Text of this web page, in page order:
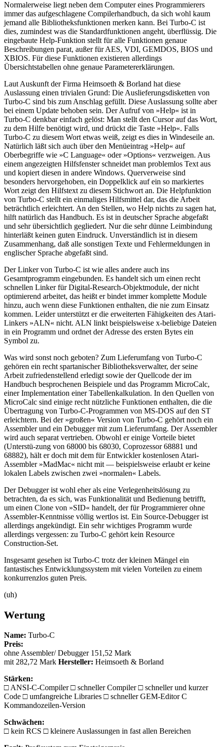
Normalerweise liegt neben dem Computer eines Programmierers
immer das aufgeschlagene Compilerhandbuch, da sich wohl kaum
jemand alle Bibliotheksfunktionen merken kann. Bei Turbo-C ist
dies, zumindest was die Standardfunktionen angeht, überflüssig. Die
eingebaute Help-Funktion stellt für alle Funktionen genaue
Beschreibungen parat, außer für AES, VDI, GEMDOS, BIOS und
XBIOS. Für diese Funktionen existieren allerdings
Übersichtstabellen ohne genaue Parametererklärungen.
Laut Auskunft der Firma Heimsoeth & Borland hat diese
Auslassung einen trivialen Grund: Die Auslieferungsdisketten von
Turbo-C sind bis zum Anschlag gefüllt. Diese Auslassung sollte aber
bei einem Update behoben sein. Der Aufruf von »Help« ist in
Turbo-C denkbar einfach gelöst: Man stellt den Cursor auf das Wort,
zu dem Hilfe benötigt wird, und drückt die Taste »Help«. Falls
Turbo-C zu diesem Wort etwas weiß, zeigt es dies in Windeseile an.
Natürlich läßt sich auch über den Menüeintrag »Help« auf
Oberbegriffe wie »C Language« oder »Options« verzweigen. Aus
einem angezeigten Hilfsfenster schneidet man problemlos Text aus
und kopiert diesen in andere Windows. Querverweise sind
besonders hervorgehoben, ein Doppelklick auf ein so markiertes
Wort zeigt den Hilfstext zu diesem Stichwort an. Die Helpfunktion
von Turbo-C stellt ein einmaliges Hilfsmittel dar, das die Arbeit
beträchtlich erleichtert. An den Stellen, wo Help nichts zu sagen hat,
hilft natürlich das Handbuch. Es ist in deutscher Sprache abgefaßt
und sehr übersichtlich gegliedert. Nur die sehr dünne Leimbindung
hinterläßt keinen guten Eindruck. Unverständlich ist in diesem
Zusammenhang, daß alle sonstigen Texte und Fehlermeldungen in
englischer Sprache abgefaßt sind.
Der Linker von Turbo-C ist wie alles andere auch ins
Gesamtprogramm eingebunden. Es handelt sich um einen recht
schnellen Linker für Digital-Research-Objektmodule, der nicht
optimierend arbeitet, das heißt er bindet immer komplette Module
hinzu, auch wenn diese Funktionen enthalten, die nie zum Einsatz
kommen. Leider unterstützt er die erweiterten Fähigkeiten des Atari-
Linkers »ALN« nicht. ALN linkt beispielsweise x-beliebige Dateien
in ein Programm und ordnet der Adresse des ersten Bytes ein
Symbol zu.
Was wird sonst noch geboten? Zum Lieferumfang von Turbo-C
gehören ein recht spartanischer Bibliotheksverwalter, der seine
Arbeit zufriedenstellend erledigt sowie der Quellcode der im
Handbuch besprochenen Beispiele und das Programm MicroCalc,
einer Implementation einer Tabellenkalkulation. In den Quellen von
MicroCalc sind einige recht nützliche Funktionen enthalten, die die
Übertragung von Turbo-C-Programmen von MS-DOS auf den ST
erleichtern. Bei der »großen« Version von Turbo-C gehört noch ein
Assembler und ein Debugger mit zum Lieferumfang. Der Assembler
wird auch separat vertrieben. Obwohl er einige Vorteile bietet
(Unterstü-zung von 68000 bis 68030, Coprozessor 68881 und
68882), hält er doch mit dem für Entwickler kostenlosen Atari-
Assembler »MadMac« nicht mit — beispielsweise erlaubt er keine
lokalen Labels zwischen zwei »normalen« Labels.
Der Debugger ist wohl eher als eine Verlegenheitslösung zu
betrachten, da es sich, was Funktionalität und Bedienung betrifft,
um einen Clone von »SID« handelt, der für Programmierer ohne
Assembler-Kenntnisse völlig wertlos ist. Ein Source-Debugger ist
allerdings angekündigt. Ein sehr wichtiges Programm wurde
allerdings vergessen: zu Turbo-C gehört kein Resource
Construction-Set.
Insgesamt gesehen ist Turbo-C trotz der kleinen Mängel ein
fantastisches Entwicklungssystem mit vielen Vorteilen zu einem
konkurrenzlos guten Preis.
(uh)
Wertung
Name: Turbo-C
Preis:
ohne Assembler/ Debugger 151,52 Mark
mit 282,72 Mark Hersteller: Heimsoeth & Borland
Stärken:
□ ANSI-C-Compiler □ schneller Compiler □ schneller und kurzer
Code □ umfangreiche Libraries □ schneller GEM-Editor C
Kommandozeilen-Version
Schwächen:
□ kein RCS □ kleinere Auslassungen in fast allen Bereichen